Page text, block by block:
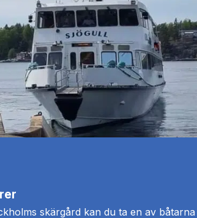
skärgård kan du ta en av